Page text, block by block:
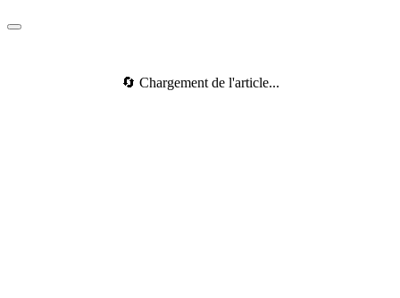
🔄 Chargement de l'article...